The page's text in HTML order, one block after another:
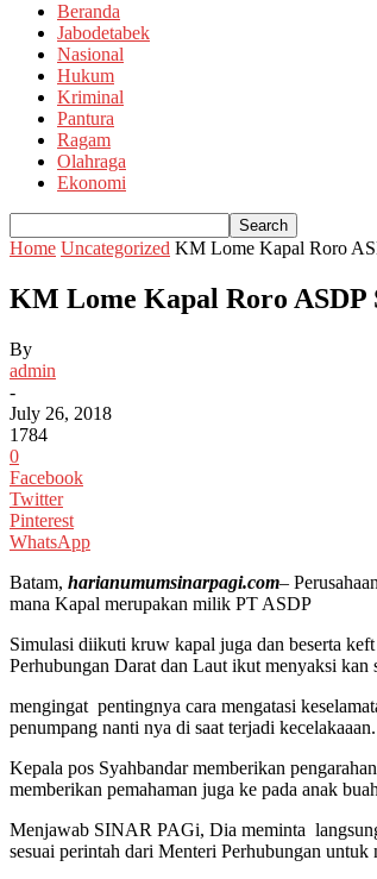
Beranda
Jabodetabek
Nasional
Hukum
Kriminal
Pantura
Ragam
Olahraga
Ekonomi
Home Uncategorized KM Lome Kapal Roro
KM Lome Kapal Roro ASDP
By
admin
-
July 26, 2018
1784
0
Facebook
Twitter
Pinterest
WhatsApp
Batam, harianumumsinarpagi.com–
mana Kapal merupakan milik PT ASDP
Simulasi diikuti kruw kapal juga dan beserta
Perhubungan Darat dan Laut ikut menyaksi
mengingat pentingnya cara mengatasi
penumpang nanti nya di saat terjadi kecelakaaan.
Kepala pos Syahbandar memberikan
memberikan pemahaman juga ke pada anak
Menjawab SINAR PAGi, Dia meminta
sesuai perintah dari Menteri Perhubungan